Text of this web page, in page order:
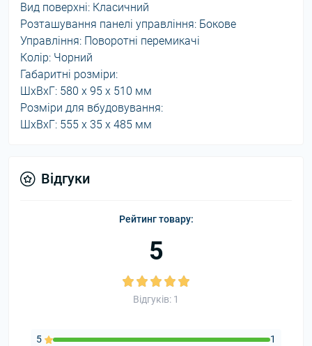
Вид поверхні: Класичний
Розташування панелі управління: Бокове
Управління: Поворотні перемикачі
Колір: Чорний
Габаритні розміри:
ШхВхГ: 580 х 95 х 510 мм
Розміри для вбудовування:
ШхВхГ: 555 х 35 х 485 мм
Відгуки
Рейтинг товару:
5
Відгуків: 1
5 1